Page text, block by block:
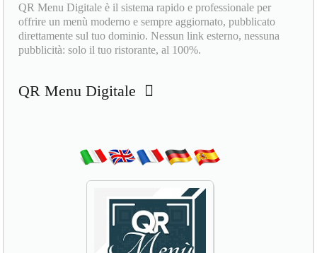
QR Menu Digitale è il sistema rapido e professionale per
offrire un menù moderno e sempre aggiornato, pubblicato
direttamente sul tuo dominio. Nessun link esterno, nessuna
pubblicità: solo il tuo ristorante, al 100%.
QR Menu Digitale